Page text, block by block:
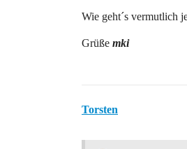
Wie geht´s vermutlich
Grüße mki
Torsten